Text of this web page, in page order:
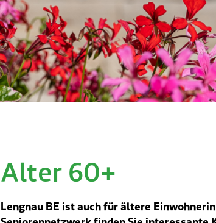
Skip
to
content
Alter 60+
Lengnau BE ist auch für ältere